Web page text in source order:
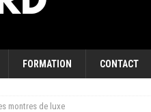
FORMATION CONTACT
montres de luxe